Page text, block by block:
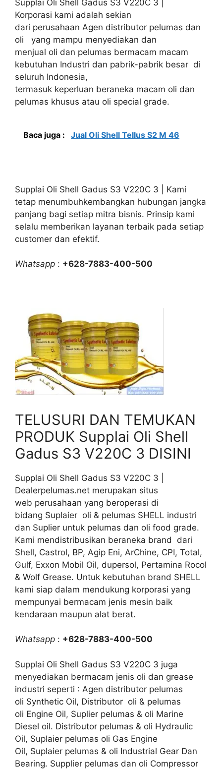
Supplai Oli Shell Gadus S3 V220C 3 |
Korporasi kami adalah sekian
dari perusahaan Agen distributor pelumas dan
oli yang mampu menyediakan dan
menjual oli dan pelumas bermacam macam
kebutuhan Industri dan pabrik-pabrik besar di
seluruh Indonesia,
termasuk keperluan beraneka macam oli dan
pelumas khusus atau oli special grade.
Baca juga : Jual Oli Shell Tellus S2 M 46
Supplai Oli Shell Gadus S3 V220C 3 | Kami
tetap menumbuhkembangkan hubungan jangka
panjang bagi setiap mitra bisnis. Prinsip kami
selalu memberikan layanan terbaik pada setiap
customer dan efektif.
Whatsapp : +628-7883-400-500
TELUSURI DAN TEMUKAN
PRODUK Supplai Oli Shell
Gadus S3 V220C 3 DISINI
Supplai Oli Shell Gadus S3 V220C 3 |
Dealerpelumas.net merupakan situs
web perusahaan yang beroperasi di
bidang Suplaier oli & pelumas SHELL industri
dan Suplier untuk pelumas dan oli food grade.
Kami mendistribusikan beraneka brand dari
Shell, Castrol, BP, Agip Eni, ArChine, CPI, Total,
Gulf, Exxon Mobil Oil, dupersol, Pertamina Rocol
& Wolf Grease. Untuk kebutuhan brand SHELL
kami siap dalam mendukung korporasi yang
mempunyai bermacam jenis mesin baik
kendaraan maupun alat berat.
Whatsapp : +628-7883-400-500
Supplai Oli Shell Gadus S3 V220C 3 juga
menyediakan bermacam jenis oli dan grease
industri seperti : Agen distributor pelumas
oli Synthetic Oil, Distributor oli & pelumas
oli Engine Oil, Suplier pelumas & oli Marine
Diesel oil. Distributor pelumas & oli Hydraulic
Oil, Suplaier pelumas oli Gas Engine
Oil, Suplaier pelumas & oli Industrial Gear Dan
Bearing. Supplier pelumas dan oli Compressor